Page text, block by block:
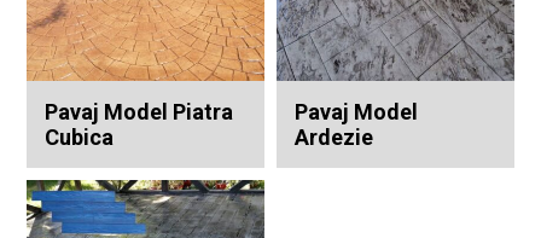
Pavaj Model Piatra
Cubica
Pavaj Model
Ardezie